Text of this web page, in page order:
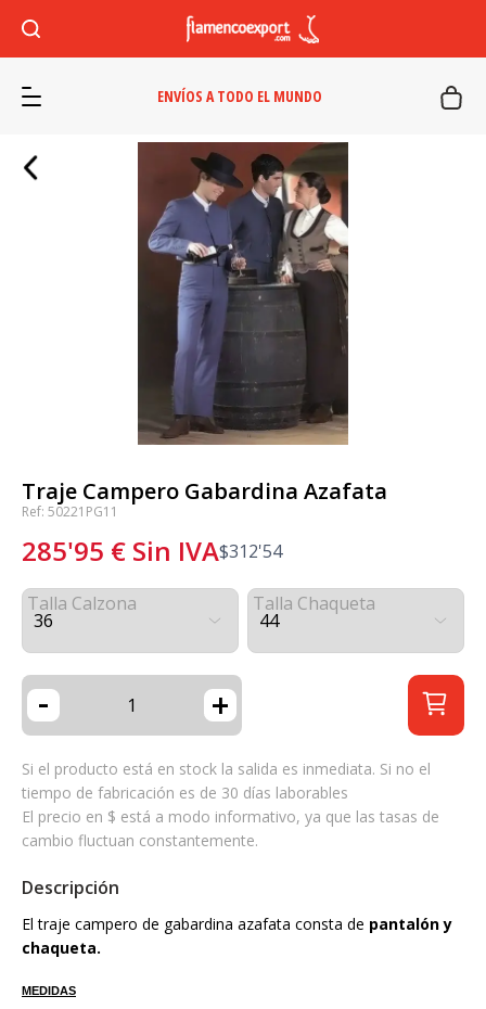
ENVÍOS A TODO EL MUNDO
Traje Campero Gabardina Azafata
Ref: 50221PG11
285'95 € Sin IVA$312'54
Talla Calzona Talla Chaqueta
- +
Si el producto está en stock la salida es inmediata. Si no el
tiempo de fabricación es de 30 días laborables
El precio en $ está a modo informativo, ya que las tasas de
cambio fluctuan constantemente.
Descripción
El traje campero de gabardina azafata consta de pantalón y
chaqueta.
MEDIDAS